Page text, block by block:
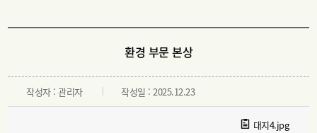
환경 부문 본상
작성자 : 관리자 작성일 : 2025.12.23
대지4.jpg